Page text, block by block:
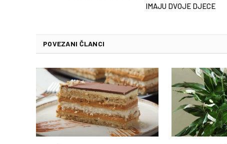
IMAJU DVOJE DJECE
POVEZANI ČLANCI